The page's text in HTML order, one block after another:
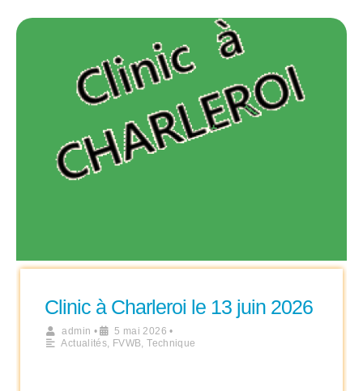
Clinic à Charleroi le 13 juin 2026
admin • 5 mai 2026 •
Actualités, FVWB,Technique